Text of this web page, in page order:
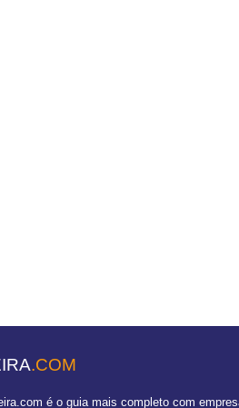
.COM
é o guia mais completo com